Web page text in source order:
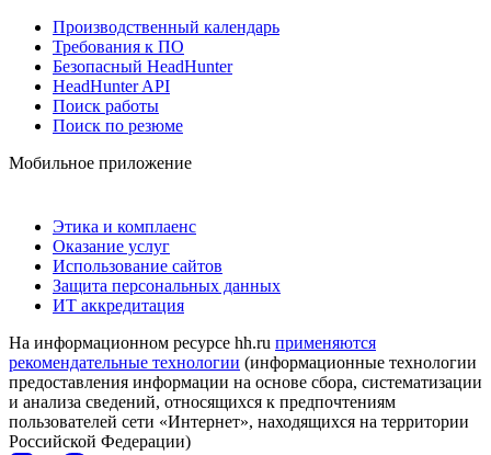
Производственный календарь
Требования к ПО
Безопасный HeadHunter
HeadHunter API
Поиск работы
Поиск по резюме
Мобильное приложение
Этика и комплаенс
Оказание услуг
Использование сайтов
Защита персональных данных
ИТ аккредитация
На информационном ресурсе hh.ru применяются
рекомендательные технологии (информационные технологии
предоставления информации на основе сбора, систематизации
и анализа сведений, относящихся к предпочтениям
пользователей сети «Интернет», находящихся на территории
Российской Федерации)